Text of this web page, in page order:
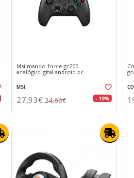
Msi mando force gc200
analógi/digital android pc
MSI
27,93€ 34,66€ - 19%